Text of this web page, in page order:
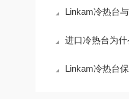
Linkam冷热台与偏光显
进口冷热台为什么都选
Linkam冷热台保养全攻略：三